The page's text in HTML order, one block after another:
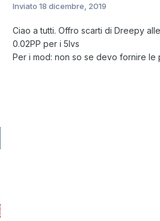
Inviato 18 dicembre, 2019
Ciao a tutti. Offro scarti di Dreepy
0.02PP per i 5Ivs
Per i mod: non so se devo fornire